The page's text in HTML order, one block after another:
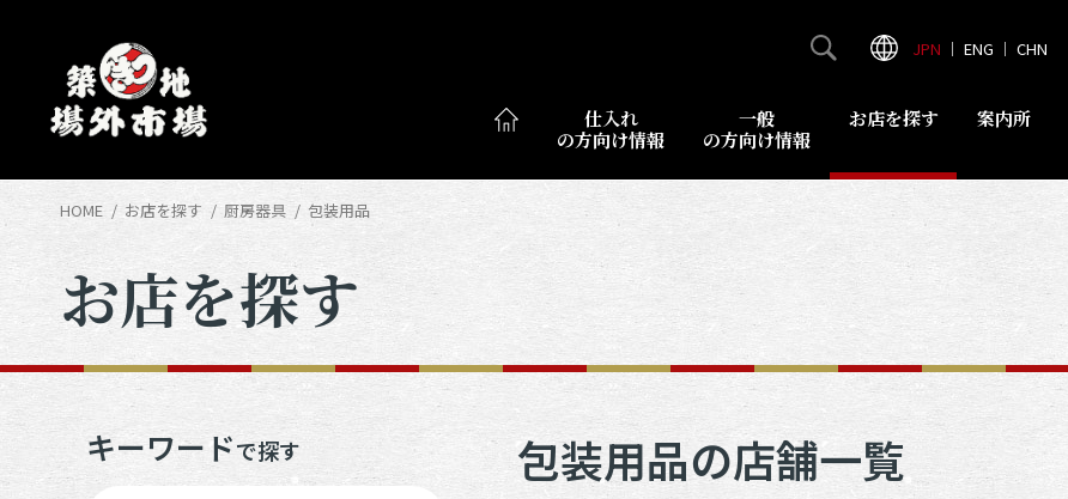
仕入れ
の方向け情報
一般
の方向け情報
お店を探す 案内所
JPN ｜ ENG ｜ CHN
HOME お店を探す 厨房器具 包装用品
お店を探す
包装用品の店舗一覧
キーワードで探す